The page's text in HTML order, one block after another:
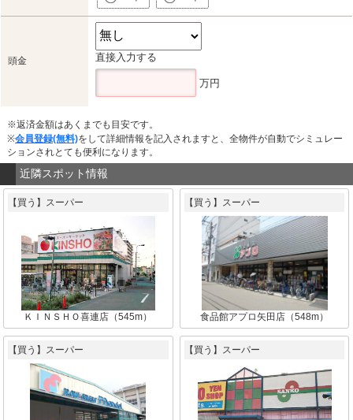
頭金 直接入力する
万円
※返済金額はあくまでも目安です。
※会員登録(無料)をして詳細情報を記入されますと、全物件が自動でシミュレー
ションされとても便利になります。
近隣スポット情報
【買う】スーパー
ＫＩＮＳＨＯ喜連店（545m）
【買う】スーパー
食品館アプロ矢田店（548m）
【買う】スーパー 【買う】スーパー